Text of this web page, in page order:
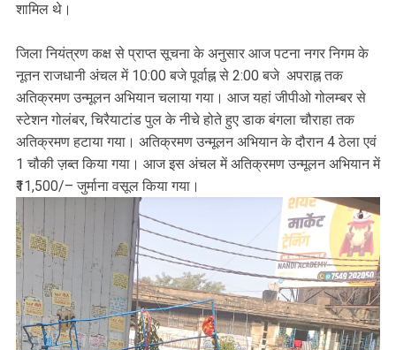
शामिल थे।
जिला नियंत्रण कक्ष से प्राप्त सूचना के अनुसार आज पटना नगर निगम के
नूतन राजधानी अंचल में 10:00 बजे पूर्वाह्न से 2:00 बजे अपराह्न तक
अतिक्रमण उन्मूलन अभियान चलाया गया। आज यहां जीपीओ गोलम्बर से
स्टेशन गोलंबर, चिरैयाटांड पुल के नीचे होते हुए डाक बंगला चौराहा तक
अतिक्रमण हटाया गया। अतिक्रमण उन्मूलन अभियान के दौरान 4 ठेला एवं
1 चौकी ज़ब्त किया गया। आज इस अंचल में अतिक्रमण उन्मूलन अभियान में
₹11,500/– जुर्माना वसूल किया गया।